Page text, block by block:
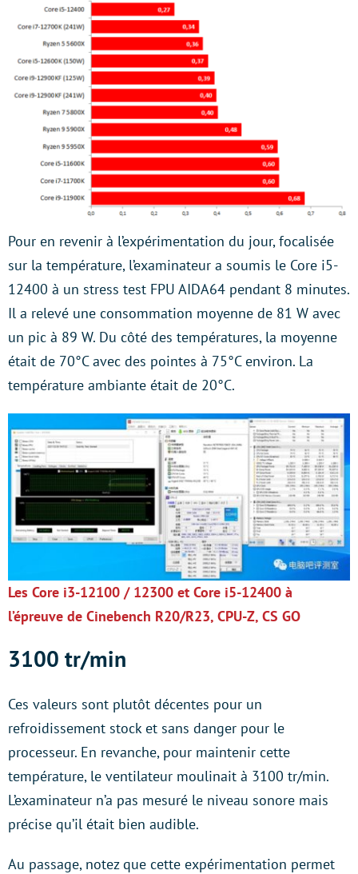
Pour en revenir à l’expérimentation du jour, focalisée
sur la température, l’examinateur a soumis le Core i5-
12400 à un stress test FPU AIDA64 pendant 8 minutes.
Il a relevé une consommation moyenne de 81 W avec
un pic à 89 W. Du côté des températures, la moyenne
était de 70°C avec des pointes à 75°C environ. La
température ambiante était de 20°C.
Les Core i3-12100 / 12300 et Core i5-12400 à
l’épreuve de Cinebench R20/R23, CPU-Z, CS GO
3100 tr/min
Ces valeurs sont plutôt décentes pour un
refroidissement stock et sans danger pour le
processeur. En revanche, pour maintenir cette
température, le ventilateur moulinait à 3100 tr/min.
L’examinateur n’a pas mesuré le niveau sonore mais
précise qu’il était bien audible.
Au passage, notez que cette expérimentation permet